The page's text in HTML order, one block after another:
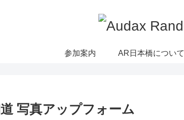
参加案内 AR日本橋について
写真アップフォーム